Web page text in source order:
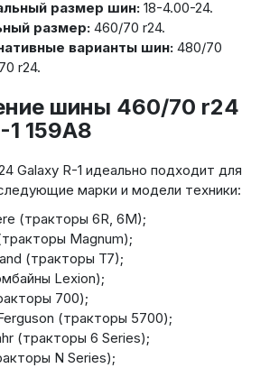
размер шин:18-4.00-24.
размер:460/70 r24.
варианты шин:480/70
r24.
шины 460/70 r24
1 159A8
Galaxy R-1 идеально подходит для
марки и модели техники:
(тракторы 6R, 6M);
Magnum);
(тракторы T7);
Lexion);
700);
(тракторы 5700);
(тракторы 6 Series);
N Series);